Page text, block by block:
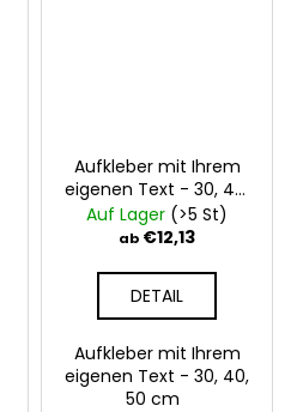
Aufkleber mit Ihrem
eigenen Text - 30, 40,
50 cm
Auf Lager (>5 St)
ab €12,13
DETAIL
Aufkleber mit Ihrem
eigenen Text - 30, 40,
50 cm